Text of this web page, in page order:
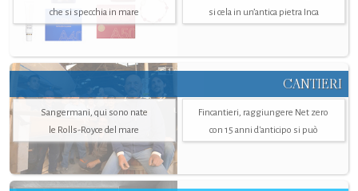
che si specchia in mare
si cela in un’antica pietra Inca
CANTIERI
Sangermani, qui sono nate
le Rolls-Royce del mare
Fincantieri, raggiungere Net zero
con 15 anni d'anticipo si può